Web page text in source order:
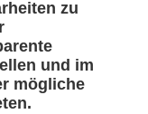
zu
und im
mögliche